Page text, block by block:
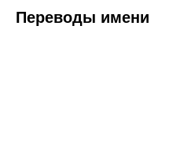
Переводы имени